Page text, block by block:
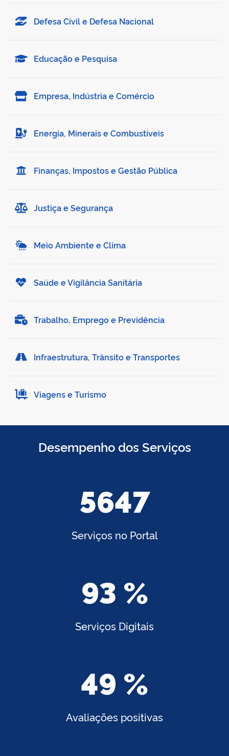
Defesa Civil e Defesa Nacional
Educação e Pesquisa
Empresa, Indústria e Comércio
Energia, Minerais e Combustíveis
Finanças, Impostos e Gestão Pública
Justiça e Segurança
Meio Ambiente e Clima
Saúde e Vigilância Sanitária
Trabalho, Emprego e Previdência
Infraestrutura, Trânsito e Transportes
Viagens e Turismo
Desempenho dos Serviços
5647
Serviços no Portal
93 %
Serviços Digitais
49 %
Avaliações positivas